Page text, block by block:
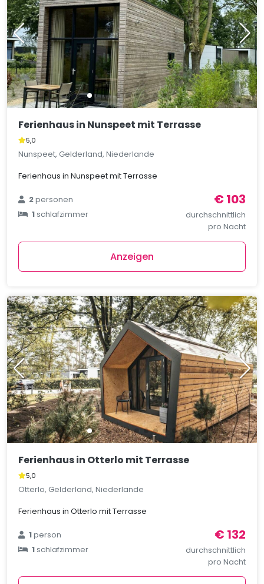
Ferienhaus in Nunspeet mit Terrasse
5,0
Nunspeet, Gelderland, Niederlande
Ferienhaus in Nunspeet mit Terrasse
2personen
1schlafzimmer
€ 103
durchschnittlich
pro Nacht
Anzeigen
Ferienhaus in Otterlo mit Terrasse
5,0
Otterlo, Gelderland, Niederlande
Ferienhaus in Otterlo mit Terrasse
1person
1schlafzimmer
€ 132
durchschnittlich
pro Nacht